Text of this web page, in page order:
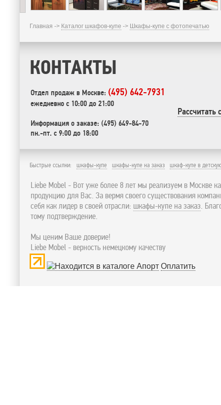
Главная -> Каталог шкафов-купе -> Шкафы-купе с фотопечатью
КОНТАКТЫ
Отдел продаж в Москве: (495) 642-7931
ежедневно с 10:00 до 21:00
Информация о заказе: (495) 649-84-70
пн.-пт. с 9:00 до 18:00
Быстрые ссылки: шкафы-купе шкафы-купе на заказ шкаф-купе в
Liebe Mobel - Вот уже более 8 лет мы реализуем в Москве
продукцию для Вас. За вермя своего существования
себя как лидер в своей отрасли: шкафы-купе на заказ.
тому подтверждение.
Мы ценим Ваше доверие!
Liebe Mobel - верность немецкому качеству
Оплатить